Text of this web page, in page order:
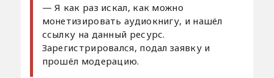
— Я как раз искал, как можно
монетизировать аудиокнигу, и нашёл
ссылку на данный ресурс.
Зарегистрировался, подал заявку и
прошёл модерацию.